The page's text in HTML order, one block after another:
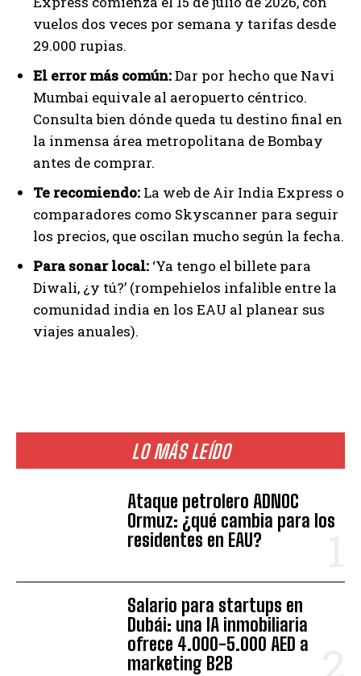
LO MÁS LEÍDO
Ataque petrolero ADNOC
Ormuz: ¿qué cambia para los
residentes en EAU?
Salario para startups en
Dubái: una IA inmobiliaria
ofrece 4.000-5.000 AED a
marketing B2B
vuelos dos veces por semana y tarifas desde
29.000 rupias.
El error más común:Dar por hecho que Navi
Mumbai equivale al aeropuerto céntrico.
Consulta bien dónde queda tu destino final en
la inmensa área metropolitana de Bombay
antes de comprar.
Te recomiendo: La web de Air India Express o
comparadores como Skyscanner para seguir
los precios, que oscilan mucho según la fecha.
Para sonar local: ‘Ya tengo el billete para
Diwali, ¿y tú?’ (rompehielos infalible entre la
comunidad india en los EAU al planear sus
viajes anuales).